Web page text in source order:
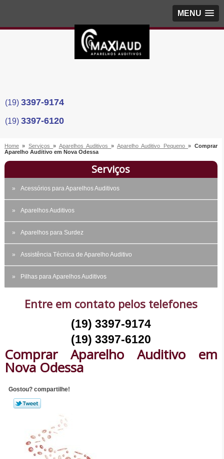
MENU
(19) 3397-9174
(19) 3397-6120
Home » Serviços» Aparelhos Auditivos» Aparelho Auditivo Pequeno» Comprar
Aparelho Auditivo em Nova Odessa
Serviços
Acessórios para Aparelhos Auditivos
Aparelhos Auditivos
Aparelhos para Surdez
Assistência Técnica de Aparelho Auditivo
Pilhas para Aparelhos Auditivos
Entre em contato pelos telefones
(19) 3397-9174
(19) 3397-6120
Comprar Aparelho Auditivo em
Nova Odessa
Gostou? compartilhe!